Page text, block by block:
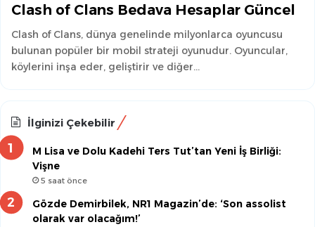
Clash of Clans Bedava Hesaplar Güncel
Clash of Clans, dünya genelinde milyonlarca oyuncusu
bulunan popüler bir mobil strateji oyunudur. Oyuncular,
köylerini inşa eder, geliştirir ve diğer…
İlginizi Çekebilir
M Lisa ve Dolu Kadehi Ters Tut’tan Yeni İş Birliği:
Vişne
5 saat önce
Gözde Demirbilek, NR1 Magazin’de: ‘Son assolist
olarak var olacağım!’